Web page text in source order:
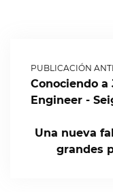
PUBLICACIÓN
Conociendo a
Engineer -
Una nueva
grandes